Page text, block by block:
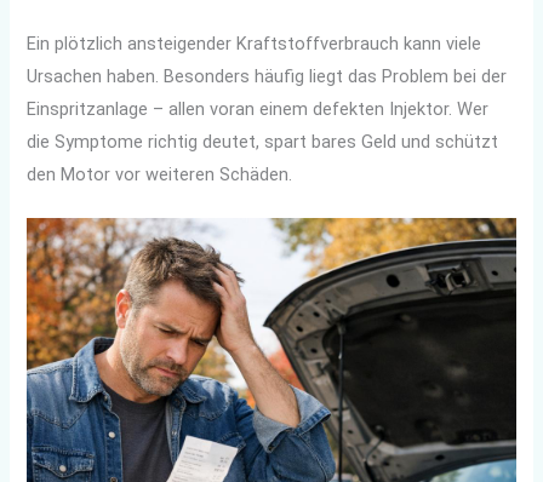
Ein plötzlich ansteigender Kraftstoffverbrauch kann viele
Ursachen haben. Besonders häufig liegt das Problem bei der
Einspritzanlage – allen voran einem defekten Injektor. Wer
die Symptome richtig deutet, spart bares Geld und schützt
den Motor vor weiteren Schäden.